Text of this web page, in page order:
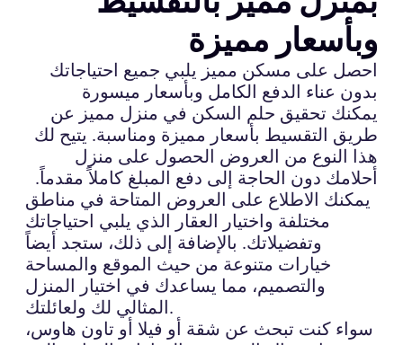
وبأسعار مميزة
احصل على مسكن مميز يلبي جميع احتياجاتك
بدون عناء الدفع الكامل وبأسعار ميسورة
يمكنك تحقيق حلم السكن في منزل مميز عن
طريق التقسيط بأسعار مميزة ومناسبة. يتيح لك
هذا النوع من العروض الحصول على منزل
أحلامك دون الحاجة إلى دفع المبلغ كاملاً مقدماً.
يمكنك الاطلاع على العروض المتاحة في مناطق
مختلفة واختيار العقار الذي يلبي احتياجاتك
وتفضيلاتك. بالإضافة إلى ذلك، ستجد أيضاً
خيارات متنوعة من حيث الموقع والمساحة
والتصميم، مما يساعدك في اختيار المنزل
المثالي لك ولعائلتك.
سواء كنت تبحث عن شقة أو فيلا أو تاون هاوس،